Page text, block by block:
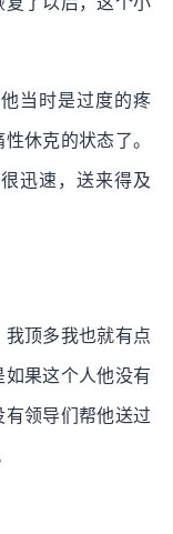
当时是过度的疼
休克的状态了。
迅速，送来得及
顶多我也就有点
果这个人他没有
有领导们帮他送过